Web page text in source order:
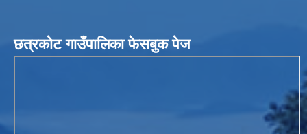
छत्रकोट गाउँपालिका फेसबुक पेज